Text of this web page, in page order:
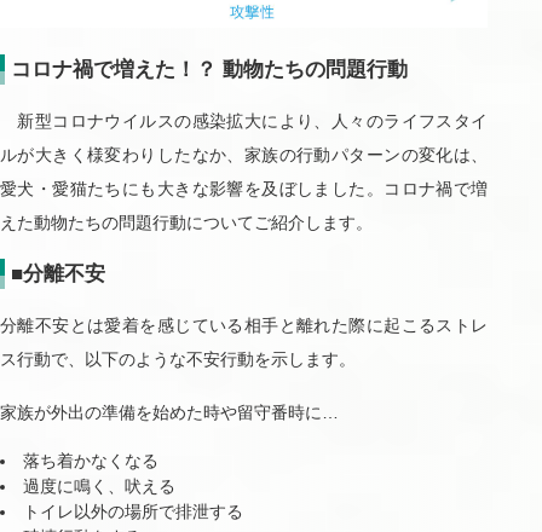
コロナ禍で増えた！？ 動物たちの問題行動
新型コロナウイルスの感染拡大により、人々のライフスタイ
ルが大きく様変わりしたなか、家族の行動パターンの変化は、
愛犬・愛猫たちにも大きな影響を及ぼしました。コロナ禍で増
えた動物たちの問題行動についてご紹介します。
■分離不安
分離不安とは愛着を感じている相手と離れた際に起こるストレ
ス行動で、以下のような不安行動を示します。
家族が外出の準備を始めた時や留守番時に…
落ち着かなくなる
過度に鳴く、吠える
トイレ以外の場所で排泄する